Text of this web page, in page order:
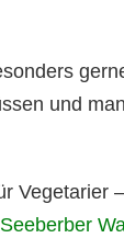
und
Vegetarier
Seeberber